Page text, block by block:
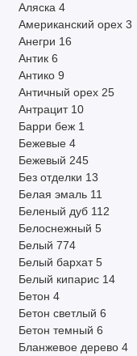
Аляска 4
Американский орех 3
Анегри 16
Антик 6
Антико 9
Античный орех 25
Антрацит 10
Барри беж 1
Бежевые 4
Бежевый 245
Без отделки 13
Белая эмаль 11
Беленый дуб 112
Белоснежный 5
Белый 774
Белый бархат 5
Белый кипарис 14
Бетон 4
Бетон светлый 6
Бетон темный 6
Бланжевое дерево 4